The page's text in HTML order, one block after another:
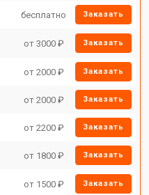
бесплатно Заказать
от 3000 ₽ Заказать
от 2000 ₽ Заказать
от 2000 ₽ Заказать
от 2200 ₽ Заказать
от 1800 ₽ Заказать
от 1500 ₽ Заказать